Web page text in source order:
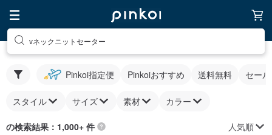
vネックニットセーター
Pinkoi指定便 Pinkoiおすすめ 送料無料 セー
スタイル サイズ 素材 カラー
の検索結果：1,000+ 件 人気順